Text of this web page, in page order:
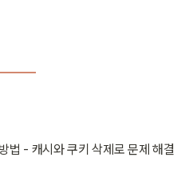
법 - 캐시와 쿠키 삭제로 문제 해결